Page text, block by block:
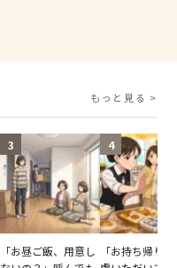
もっと見る >
3
「お昼ご飯、用意し
4
「お持ち帰り